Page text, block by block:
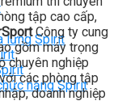
lưng Spirit
năng Spirit
tập cao cấp,
Công ty cung
gồm máy trọng
chuyên nghiệp
các phòng tập
doanh nghiệp